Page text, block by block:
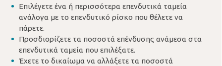
Επιλέγετε ένα ή περισσότερα επενδυτικά ταμεία
ανάλογα με το επενδυτικό ρίσκο που θέλετε να
πάρετε.
Προσδιορίζετε τα ποσοστά επένδυσης ανάμεσα στα
επενδυτικά ταμεία που επιλέξατε.
Έχετε το δικαίωμα να αλλάξετε τα ποσοστά